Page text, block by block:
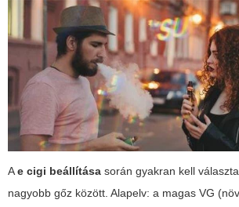
Ae cigi beállítása során gyakran kell
nagyobb gőz között. Alapelv: a magas VG